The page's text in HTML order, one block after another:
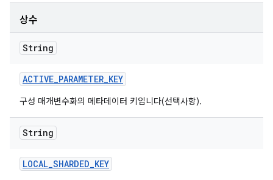
상수
String
ACTIVE_PARAMETER_KEY
구성 매개변수화의 메타데이터 키입니다(선택사항).
String
LOCAL_SHARDED_KEY